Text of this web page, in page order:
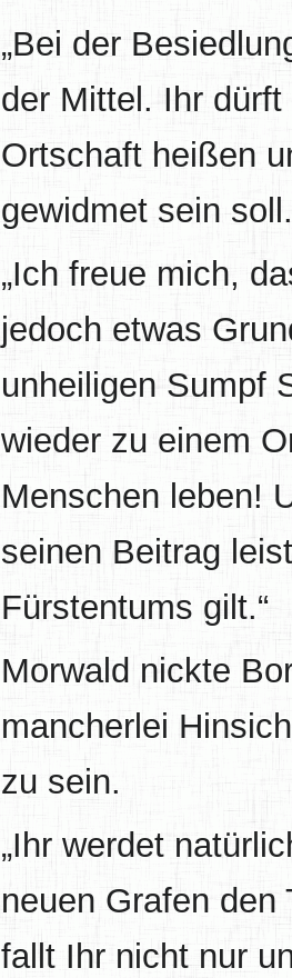
„Bei der
der Mittel. Ihr
Ortschaft heißen
gewidmet sein
„Ich freue mich,
jedoch etwas
unheiligen Sumpf
wieder zu einem
Menschen leben!
seinen Beitrag
Fürstentums gilt.“
Morwald nickte
mancherlei
zu sein.
„Ihr werdet
neuen Grafen
fallt Ihr nicht nur